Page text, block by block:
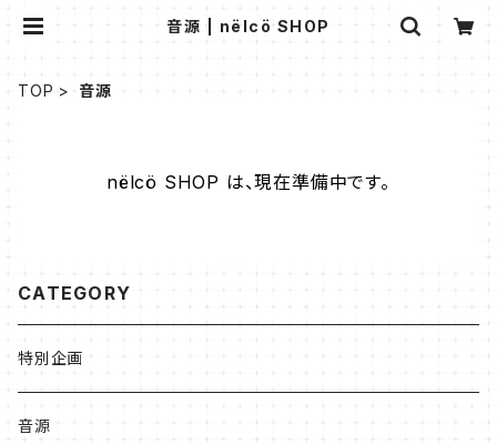
音源 | nëlcö SHOP
TOP 音源
nëlcö SHOP は、現在準備中です。
CATEGORY
特別企画
音源